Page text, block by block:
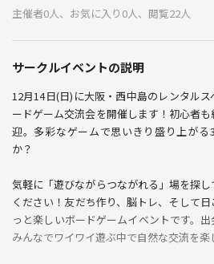
主催者0人、お気に入り0人、閲覧22人
サークルイベントの説明
12月14日(日)に大阪・西中島のレンタル
ードゲーム交流会を開催します！初心者
迎。多彩なゲームで思いきり盛り上が
か？
気軽に「遊びながらつながれる」場を探
ください！友だち作り、脳トレ、そして
っと楽しいボードゲームイベントです。出
みんなでワイワイ遊ぶ中で自然な交流を楽